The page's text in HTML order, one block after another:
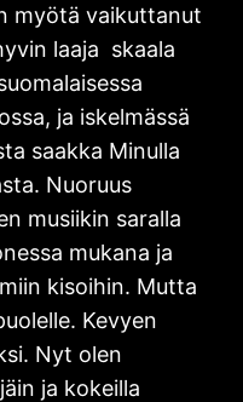
myötä vaikuttanut
laaja skaala
ja iskelmässä
saakka Minulla
Nuoruus
musiikin saralla
mukana ja
kisoihin. Mutta
Kevyen
Nyt olen
ja kokeilla